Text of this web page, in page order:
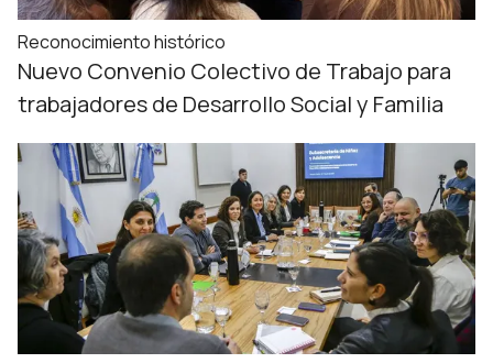
Reconocimiento histórico
Nuevo Convenio Colectivo de Trabajo para
trabajadores de Desarrollo Social y Familia